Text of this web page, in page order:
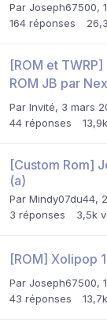
Par Joseph67500,
164 réponses
[ROM et
ROM JB par
Par Invité, 3 mars
44 réponses 13,9k
[Custom Rom]
(a)
Par Mindy07du44,
3 réponses 3,5k
[ROM] Xolipop
Par Joseph67500,
43 réponses 13,7k